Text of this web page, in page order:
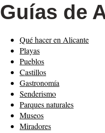
Guías de
Qué hacer en Alicante
Playas
Pueblos
Castillos
Gastronomía
Senderismo
Parques naturales
Museos
Miradores